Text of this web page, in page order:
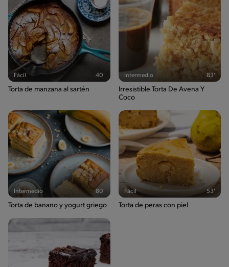
Fácil 40'
Torta de manzana al sartén
Intermedio 83'
Irresistible Torta De Avena Y
Coco
Intermedio 80'
Torta de banano y yogurt griego
Fácil 53'
Torta de peras con piel